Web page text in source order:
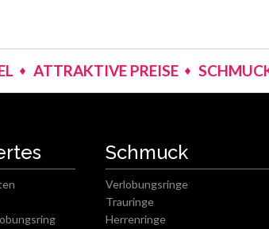
ATTRAKTIVE PREISE
Schmuck
Verlobungsringe
Trauringe
Herrenringe